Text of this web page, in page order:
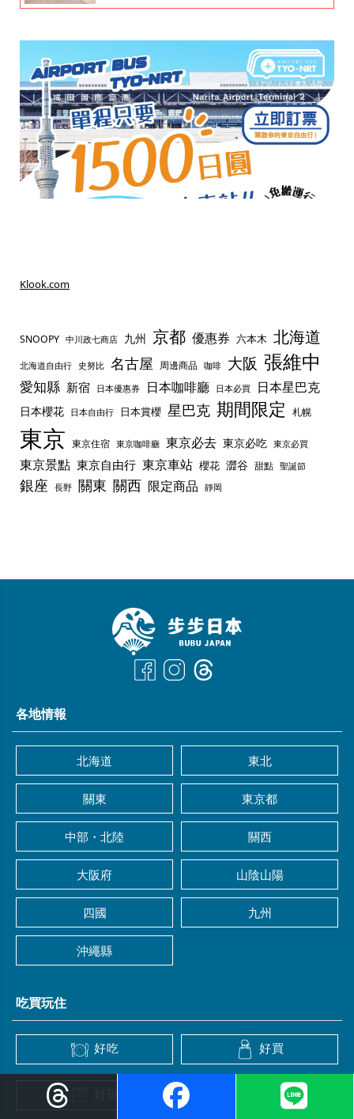
Klook.com
SNOOPY 中川政七商店 九州 京都 優惠券 六本木 北海道
北海道自由行 史努比 名古屋 周邊商品 咖啡 大阪 張維中
愛知縣 新宿 日本優惠券 日本咖啡廳 日本必買 日本星巴克
日本櫻花 日本自由行 日本賞櫻 星巴克 期間限定 札幌
東京 東京住宿 東京咖啡廳 東京必去 東京必吃 東京必買
東京景點 東京自由行 東京車站 櫻花 澀谷 甜點 聖誕節
銀座 長野 關東 關西 限定商品 靜岡
各地情報
北海道 東北
關東 東京都
中部・北陸 關西
大阪府 山陰山陽
四國 九州
沖繩縣
吃買玩住
好吃 好買
好玩 好住